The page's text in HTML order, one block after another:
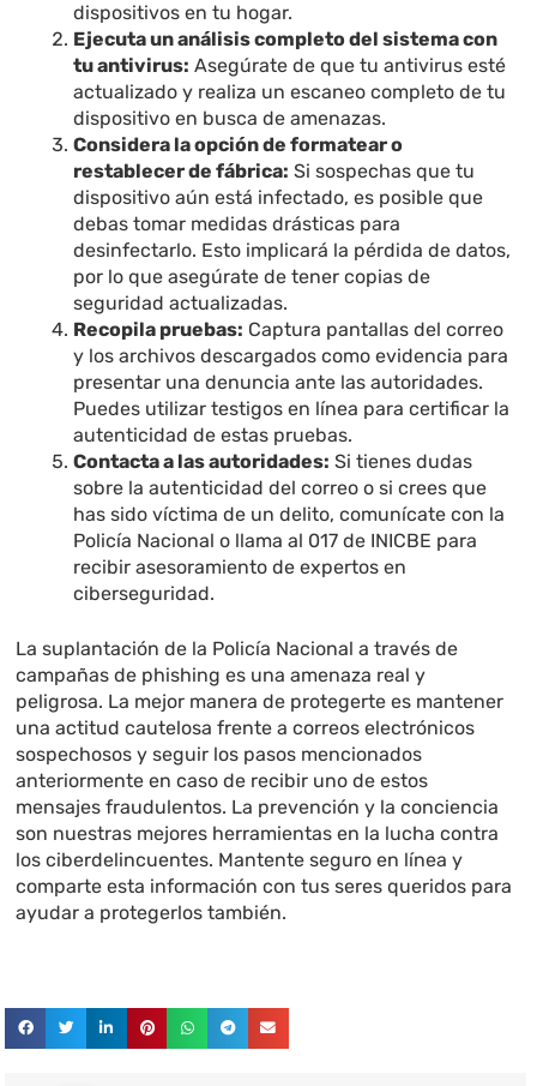
dispositivos en tu hogar.
Ejecuta un análisis completo del sistema con
tu antivirus: Asegúrate de que tu antivirus esté
actualizado y realiza un escaneo completo de tu
dispositivo en busca de amenazas.
Considera la opción de formatear o
restablecer de fábrica: Si sospechas que tu
dispositivo aún está infectado, es posible que
debas tomar medidas drásticas para
desinfectarlo. Esto implicará la pérdida de datos,
por lo que asegúrate de tener copias de
seguridad actualizadas.
Recopila pruebas: Captura pantallas del correo
y los archivos descargados como evidencia para
presentar una denuncia ante las autoridades.
Puedes utilizar testigos en línea para certificar la
autenticidad de estas pruebas.
Contacta a las autoridades: Si tienes dudas
sobre la autenticidad del correo o si crees que
has sido víctima de un delito, comunícate con la
Policía Nacional o llama al 017 de INICBE para
recibir asesoramiento de expertos en
ciberseguridad.
La suplantación de la Policía Nacional a través de
campañas de phishing es una amenaza real y
peligrosa. La mejor manera de protegerte es mantener
una actitud cautelosa frente a correos electrónicos
sospechosos y seguir los pasos mencionados
anteriormente en caso de recibir uno de estos
mensajes fraudulentos. La prevención y la conciencia
son nuestras mejores herramientas en la lucha contra
los ciberdelincuentes. Mantente seguro en línea y
comparte esta información con tus seres queridos para
ayudar a protegerlos también.